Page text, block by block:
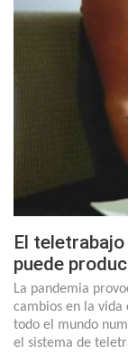
El
puede
La pandemia
cambios en la vida
todo el mundo
el sistema de